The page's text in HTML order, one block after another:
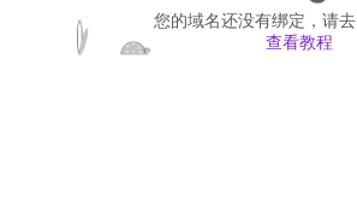
您的域名还没有绑定，请去
查看教程